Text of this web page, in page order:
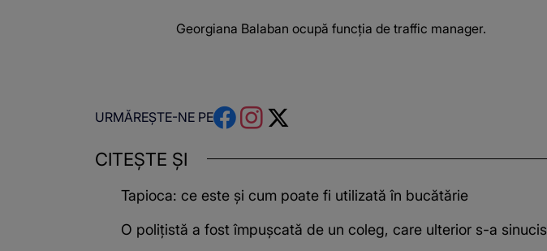
Georgiana Balaban ocupă funcția de traffic manager.
URMĂREȘTE-NE PE
CITEȘTE ȘI
Tapioca: ce este și cum poate fi utilizată în bucătărie
O polițistă a fost împușcată de un coleg, care ulterior s-a sinucis